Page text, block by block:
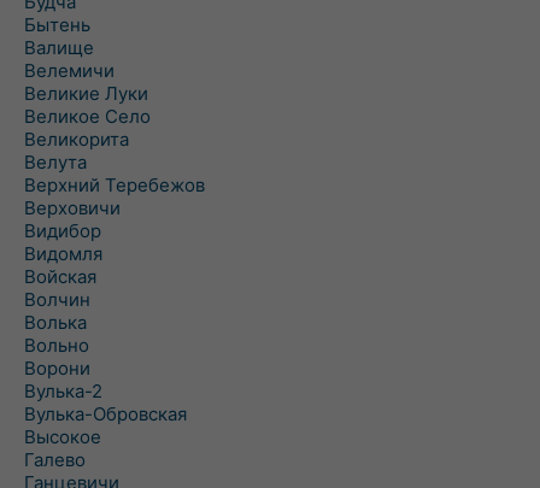
Бытень
Валище
Велемичи
Великие Луки
Великое Село
Великорита
Велута
Верхний Теребежов
Верховичи
Видибор
Видомля
Войская
Волчин
Волька
Вольно
Ворони
Вулька-2
Вулька-Обровская
Высокое
Галево
Ганцевичи